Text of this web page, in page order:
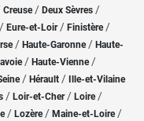
Creuse/ Deux Sèvres /
Eure-et-Loir / Finistère/
/ Haute-Garonne/ Haute-
/ Haute-Vienne/
/ Hérault / Ille-et-Vilaine
/ Loir-et-Cher/ Loire/
/ Lozère / Maine-et-Loire/